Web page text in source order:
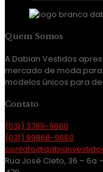
Quem Somos
A Dabian Vestidos
mercado de moda
modelos únicos para
Contato
(031) 3789-9660
(031) 99868-9660
Rua José Cleto, 36 – 6a